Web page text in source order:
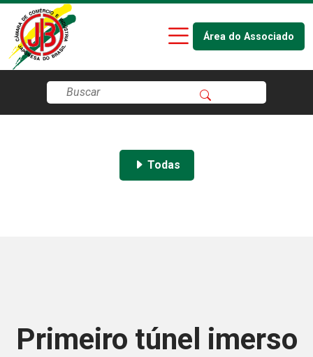
Área do Associado
Todas
Primeiro túnel imerso